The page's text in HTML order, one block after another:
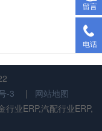
-3 | 网站地图
行业ERP,汽配行业ERP,
留言
电话